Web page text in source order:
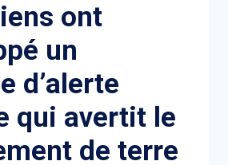
ont
un
d’alerte
qui avertit le
de terre